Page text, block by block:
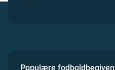
Populære